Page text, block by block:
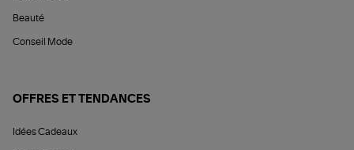
Beauté
Conseil Mode
OFFRES ET TENDANCES
Idées Cadeaux